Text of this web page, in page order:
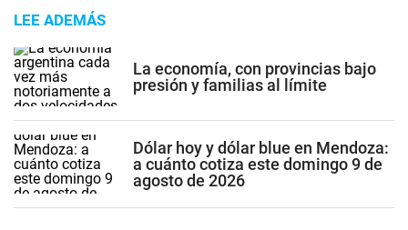
LEE ADEMÁS
La economía, con provincias bajo
presión y familias al límite
Dólar hoy y dólar blue en Mendoza:
a cuánto cotiza este domingo 9 de
agosto de 2026